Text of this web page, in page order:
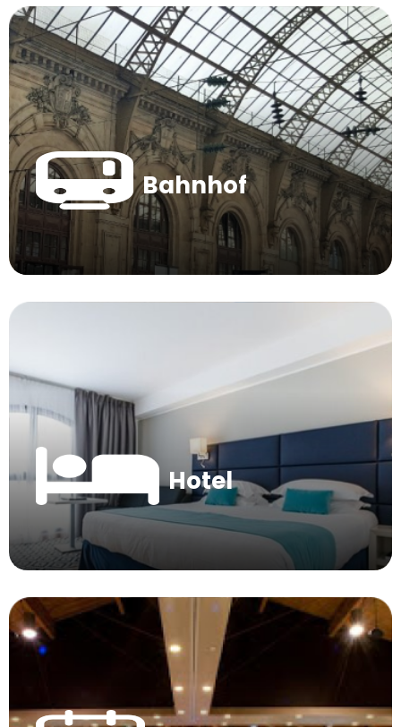
Bahnhof
Hotel